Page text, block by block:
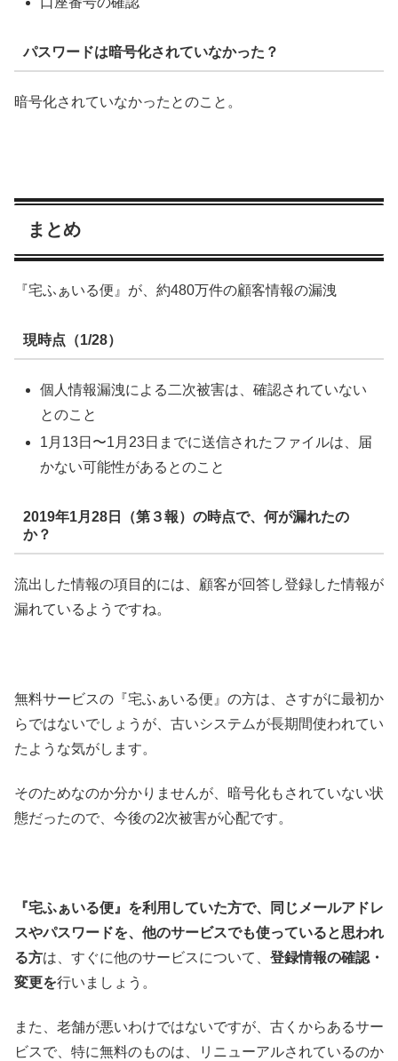
パスワードは暗号化されていなかった？
暗号化されていなかったとのこと。
まとめ
『宅ふぁいる便』が、約480万件の顧客情報の漏洩
現時点（1/28）
個人情報漏洩による二次被害は、確認されていない
とのこと
1月13日〜1月23日までに送信されたファイルは、届
かない可能性があるとのこと
2019年1月28日（第３報）の時点で、何が漏れたの
か？
流出した情報の項目的には、顧客が回答し登録した情報が
漏れているようですね。
無料サービスの『宅ふぁいる便』の方は、さすがに最初か
らではないでしょうが、古いシステムが長期間使われてい
たような気がします。
そのためなのか分かりませんが、暗号化もされていない状
態だったので、今後の2次被害が心配です。
『宅ふぁいる便』を利用していた方で、同じメールアドレ
スやパスワードを、他のサービスでも使っていると思われ
る方は、すぐに他のサービスについて、 登録情報の確認・
変更を行いましょう。
また、老舗が悪いわけではないですが、古くからあるサー
ビスで、特に無料のものは、リニューアルされているのか